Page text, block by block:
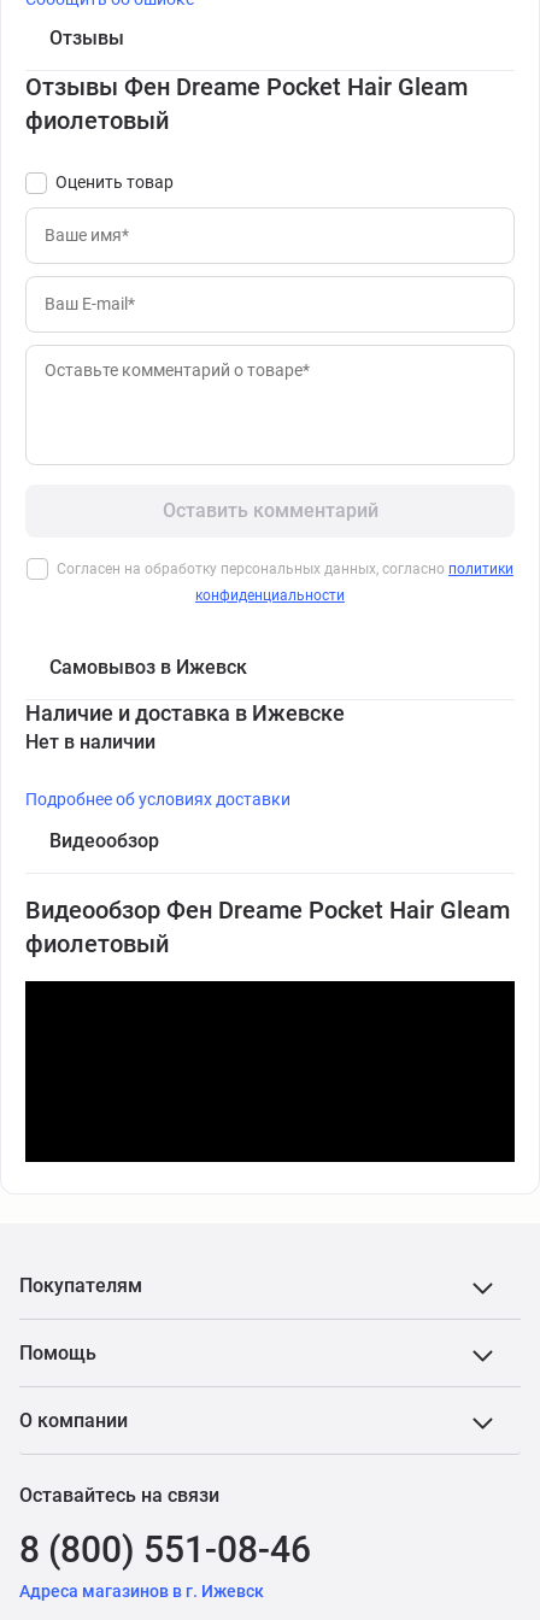
Отзывы
Отзывы Фен Dreame Pocket Hair Gleam
фиолетовый
Оценить товар
Оставить комментарий
Согласен на обработку персональных данных, согласно политики
конфиденциальности
Самовывоз в Ижевск
Наличие и доставка в Ижевске
Нет в наличии
Подробнее об условиях доставки
Видеообзор
Видеообзор Фен Dreame Pocket Hair Gleam
фиолетовый
Покупателям
Помощь
О компании
Оставайтесь на связи
8 (800) 551-08-46
Адреса магазинов в г. Ижевск